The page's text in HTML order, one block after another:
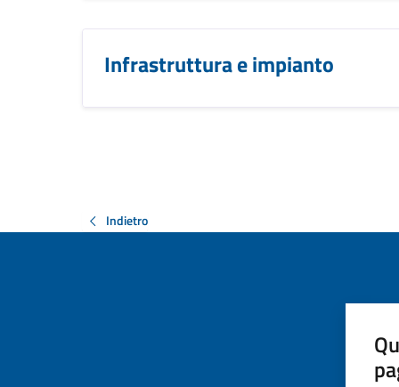
Infrastruttura e impianto
Indietro